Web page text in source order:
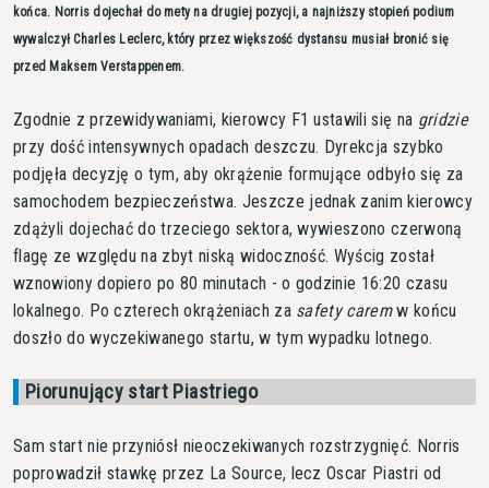
końca. Norris dojechał do mety na drugiej pozycji, a najniższy stopień podium
wywalczył Charles Leclerc, który przez większość dystansu musiał bronić się
przed Maksem Verstappenem.
Zgodnie z przewidywaniami, kierowcy F1 ustawili się na gridzie
przy dość intensywnych opadach deszczu. Dyrekcja szybko
podjęła decyzję o tym, aby okrążenie formujące odbyło się za
samochodem bezpieczeństwa. Jeszcze jednak zanim kierowcy
zdążyli dojechać do trzeciego sektora, wywieszono czerwoną
flagę ze względu na zbyt niską widoczność. Wyścig został
wznowiony dopiero po 80 minutach - o godzinie 16:20 czasu
lokalnego. Po czterech okrążeniach za safety caremw końcu
doszło do wyczekiwanego startu, w tym wypadku lotnego.
Piorunujący start Piastriego
Sam start nie przyniósł nieoczekiwanych rozstrzygnięć. Norris
poprowadził stawkę przez La Source, lecz Oscar Piastri od